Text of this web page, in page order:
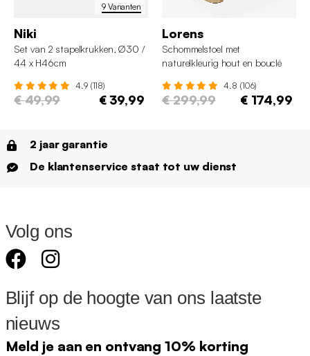
9 Varianten
Niki
Set van 2 stapelkrukken, Ø30 /
44 x H46cm
4.9 (118)
€ 49,99 € 39,99
Lorens
Schommelstoel met
naturelkleurig hout en bouclé
4.8 (106)
€ 299,99 € 174,99
2 jaar garantie
De klantenservice staat tot uw dienst
Volg ons
Blijf op de hoogte van ons laatste
nieuws
Meld je aan en ontvang 10% korting